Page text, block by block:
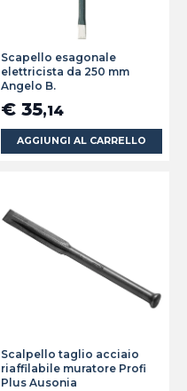
Scapello esagonale
elettricista da 250 mm
Angelo B.
€ 35,14
AGGIUNGI AL CARRELLO
Scalpello taglio acciaio
riaffilabile muratore Profi
Plus Ausonia